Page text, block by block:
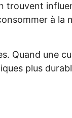
trouvent
à la
Quand une
plus